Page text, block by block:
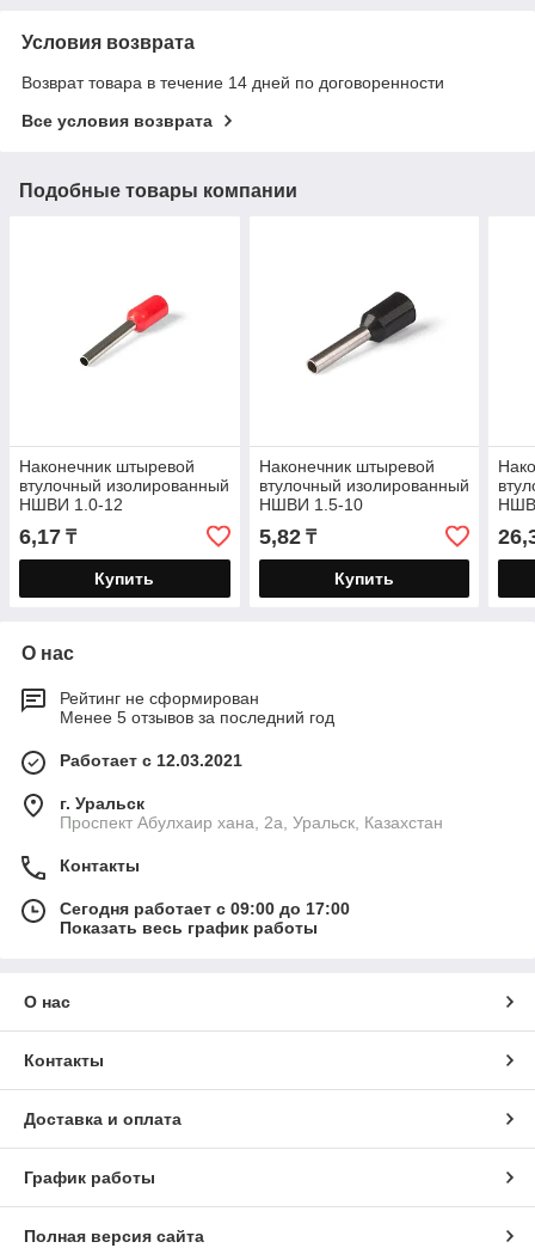
Условия возврата
Возврат товара в течение 14 дней по договоренности
Все условия возврата
Подобные товары компании
Наконечник штыревой
втулочный изолированный
НШВИ 1.0-12
6,17 ₸
Купить
Наконечник штыревой
втулочный изолированный
НШВИ 1.5-10
5,82₸
Купить
О нас
Рейтинг не сформирован
Менее 5 отзывов за последний год
Работает с 12.03.2021
г. Уральск
Проспект Абулхаир хана, 2а, Уральск, Казахстан
Контакты
Сегодня работает с 09:00 до 17:00
Показать весь график работы
О нас
Контакты
Доставка и оплата
График работы
Полная версия сайта